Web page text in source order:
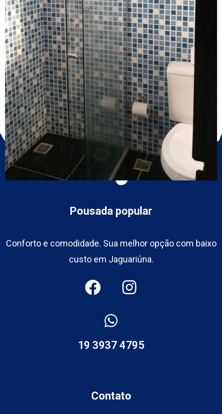
Pousada popular
Conforto e comodidade. Sua melhor opção com baixo
custo em Jaguariúna.
19 3937 4795
Contato